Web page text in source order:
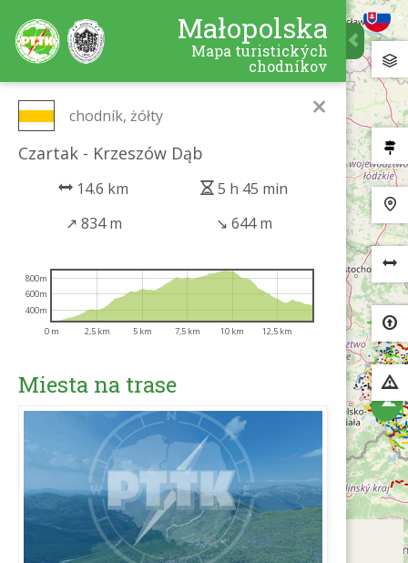
Małopolska
Mapa turistických
chodníkov
×
chodník, żółty
Czartak - Krzeszów Dąb
14.6 km
5 h 45 min
↗ 834 m ↘ 644 m
0 m 2,5 km 5 km 7,5 km 10 km 12,5 km
400m
600m
800m
Miesta na trase